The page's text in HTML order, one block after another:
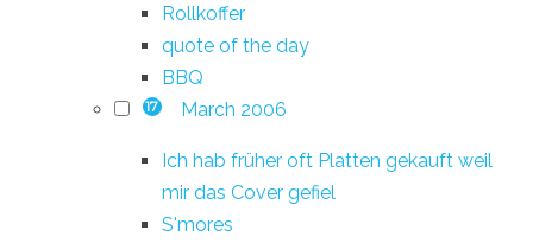
Rollkoffer
quote of the day
BBQ
17 March 2006
Ich hab früher oft Platten gekauft weil
mir das Cover gefiel
S'mores